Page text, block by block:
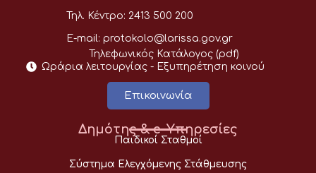
Τηλ. Κέντρο: 2413 500 200
E-mail: protokolo@larissa.gov.gr
Τηλεφωνικός Κατάλογος (pdf)
Ωράρια λειτουργίας - Eξυπηρέτηση κοινού
Επικοινωνία
Δημότης & e-Υπηρεσίες
Παιδικοί Σταθμοί
Σύστημα Ελεγχόμενης Στάθμευσης